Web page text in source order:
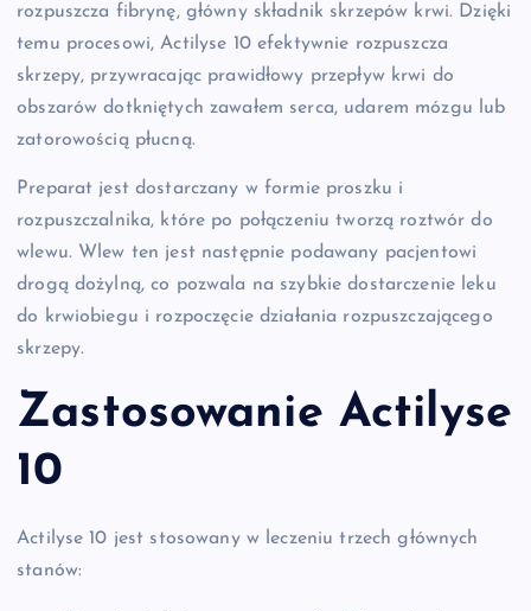
rozpuszcza fibrynę, główny składnik skrzepów krwi. Dzięki
temu procesowi, Actilyse 10 efektywnie rozpuszcza
skrzepy, przywracając prawidłowy przepływ krwi do
obszarów dotkniętych zawałem serca, udarem mózgu lub
zatorowością płucną.
Preparat jest dostarczany w formie proszku i
rozpuszczalnika, które po połączeniu tworzą roztwór do
wlewu. Wlew ten jest następnie podawany pacjentowi
drogą dożylną, co pozwala na szybkie dostarczenie leku
do krwiobiegu i rozpoczęcie działania rozpuszczającego
skrzepy.
Zastosowanie Actilyse
10
Actilyse 10 jest stosowany w leczeniu trzech głównych
stanów: